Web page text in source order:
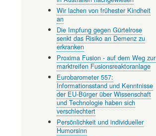
Wir lachen von frühester Kindheit
an
Die Impfung gegen Gürtelrose
senkt das Risiko an Demenz zu
erkranken
Proxima Fusion - auf dem Weg zur
marktreifen Fusionsreaktoranlage
Eurobarometer 557:
Informationsstand und Kenntnisse
der EU-Bürger über Wissenschaft
und Technologie haben sich
verschlechtert
Persönlichkeit und individueller
Humorsinn